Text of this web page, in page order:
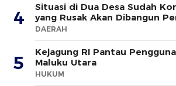
4
Situasi di Dua Desa Sudah
yang Rusak Akan Dibangun
DAERAH
5
Kejagung RI Pantau
Maluku Utara
HUKUM